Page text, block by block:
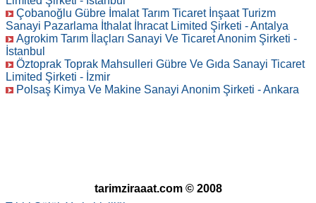
Çobanoğlu Gübre İmalat Tarım Ticaret İnşaat Turizm
Sanayi Pazarlama İthalat İhracat Limited Şirketi - Antalya
Agrokim Tarım İlaçları Sanayi Ve Ticaret Anonim Şirketi -
İstanbul
Öztoprak Toprak Mahsulleri Gübre Ve Gıda Sanayi Ticaret
Limited Şirketi - İzmir
Polsaş Kimya Ve Makine Sanayi Anonim Şirketi - Ankara
tarimziraaat.com © 2008